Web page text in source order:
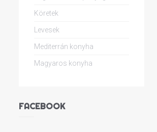
Köretek
Levesek
Mediterrán konyha
Magyaros konyha
FACEBOOK